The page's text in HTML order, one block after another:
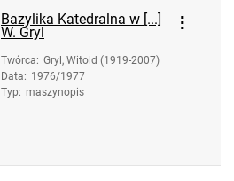
Bazylika Katedralna w [...]
W. Gryl
Twórca: Gryl, Witold (1919-2007)
Data: 1976/1977
Typ: maszynopis